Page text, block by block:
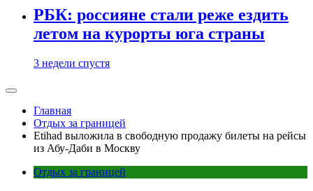
РБК: россияне стали реже ездить
летом на курорты юга страны
3 недели спустя
Главная
Отдых за границей
Etihad выложила в свободную продажу билеты на рейсы
из Абу-Даби в Москву
Отдых за границей